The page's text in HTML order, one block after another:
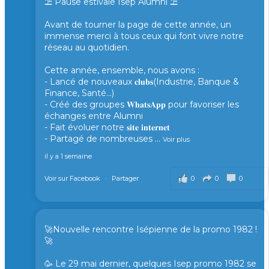
Avant de tourner la page de cette année, un
immense merci à tous ceux qui font vivre notre
réseau au quotidien.
Cette année, ensemble, nous avons :
- Lancé de nouveaux 𝐜𝐥𝐮𝐛𝐬(Industrie, Banque &
Finance, Santé...)
- Créé des groupes 𝐖𝐡𝐚𝐭𝐬𝐀𝐩𝐩 pour favoriser les
échanges entre Alumni
- Fait évoluer notre 𝐬𝐢𝐭𝐞 𝐢𝐧𝐭𝐞𝐫𝐧𝐞𝐭
- Partagé de nombreuses ... Voir plus
il y a 1 semaine
0 0 0
Voir sur Facebook · Partager
🚀Nouvelle rencontre Isépienne de la promo 1982 !
🚀
🥳 Le 29 mai dernier, quelques Isep promo 1982 se